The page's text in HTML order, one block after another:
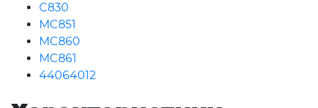
C830
MC851
MC860
MC861
44064012